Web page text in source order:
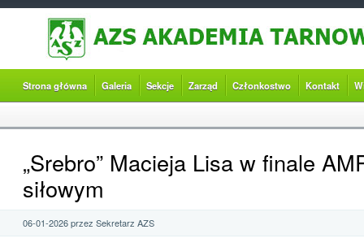
Strona główna Galeria Sekcje Zarząd Członkostwo Kontakt
„Srebro” Macieja Lisa w finale
siłowym
06-01-2026 przez Sekretarz AZS